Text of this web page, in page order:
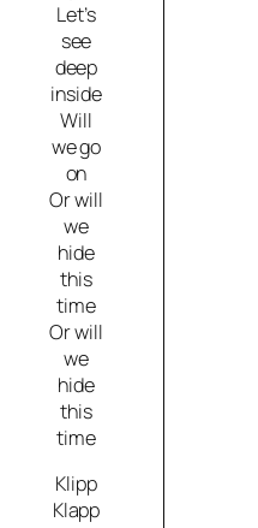
Let’s
see
deep
inside
Will
we go
on
Or will
we
hide
this
time
Or will
we
hide
this
time
Klipp
Klapp